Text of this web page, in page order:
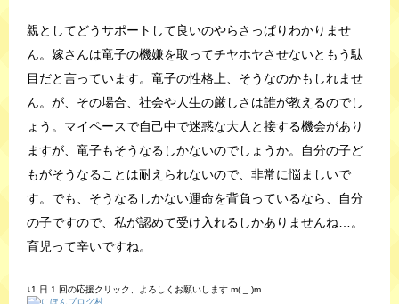
親としてどうサポートして良いのやらさっぱりわかりませ
ん。嫁さんは竜子の機嫌を取ってチヤホヤさせないともう駄
目だと言っています。竜子の性格上、そうなのかもしれませ
ん。が、その場合、社会や人生の厳しさは誰が教えるのでし
ょう。マイペースで自己中で迷惑な大人と接する機会があり
ますが、竜子もそうなるしかないのでしょうか。自分の子ど
もがそうなることは耐えられないので、非常に悩ましいで
す。でも、そうなるしかない運命を背負っているなら、自分
の子ですので、私が認めて受け入れるしかありませんね…。
育児って辛いですね。
↓1 日 1 回の応援クリック、よろしくお願いします m(._.)m